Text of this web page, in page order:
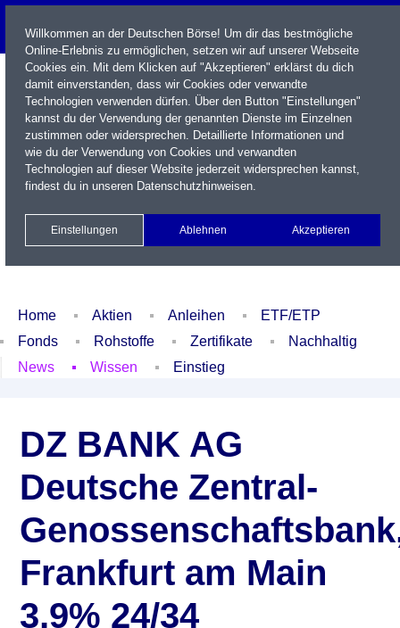
Name / WKN / ISIN / Kürzel
Newsletter Kontakt
Xetra Realtime
Watchlist Portfolio Login
Home Aktien Anleihen
ETF/ETP
Fonds
Rohstoffe Zertifikate
Nachhaltig
News
Wissen Einstieg
DZ BANK AG
Deutsche Zentral-
Frankfurt am Main
3,9% 24/34
Willkommen an der Deutschen Börse! Um dir das bestmögliche
Online-Erlebnis zu ermöglichen, setzen wir auf unserer Webseite
Cookies ein. Mit dem Klicken auf "Akzeptieren" erklärst du dich
damit einverstanden, dass wir Cookies oder verwandte
Technologien verwenden dürfen. Über den Button "Einstellungen"
kannst du der Verwendung der genannten Dienste im Einzelnen
zustimmen oder widersprechen. Detaillierte Informationen und
wie du der Verwendung von Cookies und verwandten
Technologien auf dieser Website jederzeit widersprechen kannst,
findest du in unseren Datenschutzhinweisen.
Einstellungen Ablehnen Akzeptieren